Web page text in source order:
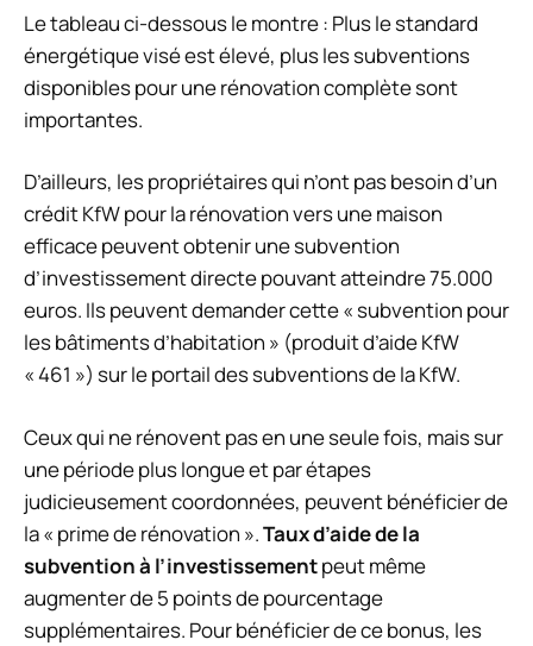
Le tableau ci-dessous le montre : Plus le standard
énergétique visé est élevé, plus les subventions
disponibles pour une rénovation complète sont
importantes.
D’ailleurs, les propriétaires qui n’ont pas besoin d’un
crédit KfW pour la rénovation vers une maison
efficace peuvent obtenir une subvention
d’investissement directe pouvant atteindre 75.000
euros. Ils peuvent demander cette « subvention pour
les bâtiments d’habitation » (produit d’aide KfW
« 461 ») sur le portail des subventions de la KfW.
Ceux qui ne rénovent pas en une seule fois, mais sur
une période plus longue et par étapes
judicieusement coordonnées, peuvent bénéficier de
la « prime de rénovation ».Taux d’aide de la
subvention à l’investissementpeut même
augmenter de 5 points de pourcentage
supplémentaires. Pour bénéficier de ce bonus, les